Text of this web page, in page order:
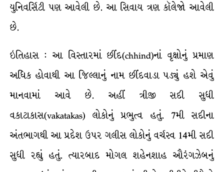
યુનિવર્સિટી પણ આવેલી છે. આ સિવાય ત્રણ કૉલેજો આવેલી
છે.
ઇતિહાસ : આ વિસ્તારમાં છીંદ(chhind)નાં વૃક્ષોનું પ્રમાણ
અધિક હોવાથી આ જિલ્લાનું નામ છીંદવાડા પડ્યું હશે એવું
માનવામાં આવે છે. અહીં ત્રીજી સદી સુધી
વકાટાકાસ(vakatakas) લોકોનું પ્રભુત્વ હતું. 7મી સદીના
અંતભાગથી આ પ્રદેશ ઉપર ગલીસ લોકોનું વર્ચસ્વ 14મી સદી
સુધી રહ્યું હતું. ત્યારબાદ મોગલ શહેનશાહ ઔરંગઝેબનું